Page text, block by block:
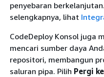
penyebaran
selengkapnya, lihat
CodeDeploy Konsol juga
mencari sumber daya
repositori, membangun
saluran pipa. Pilih Pergi